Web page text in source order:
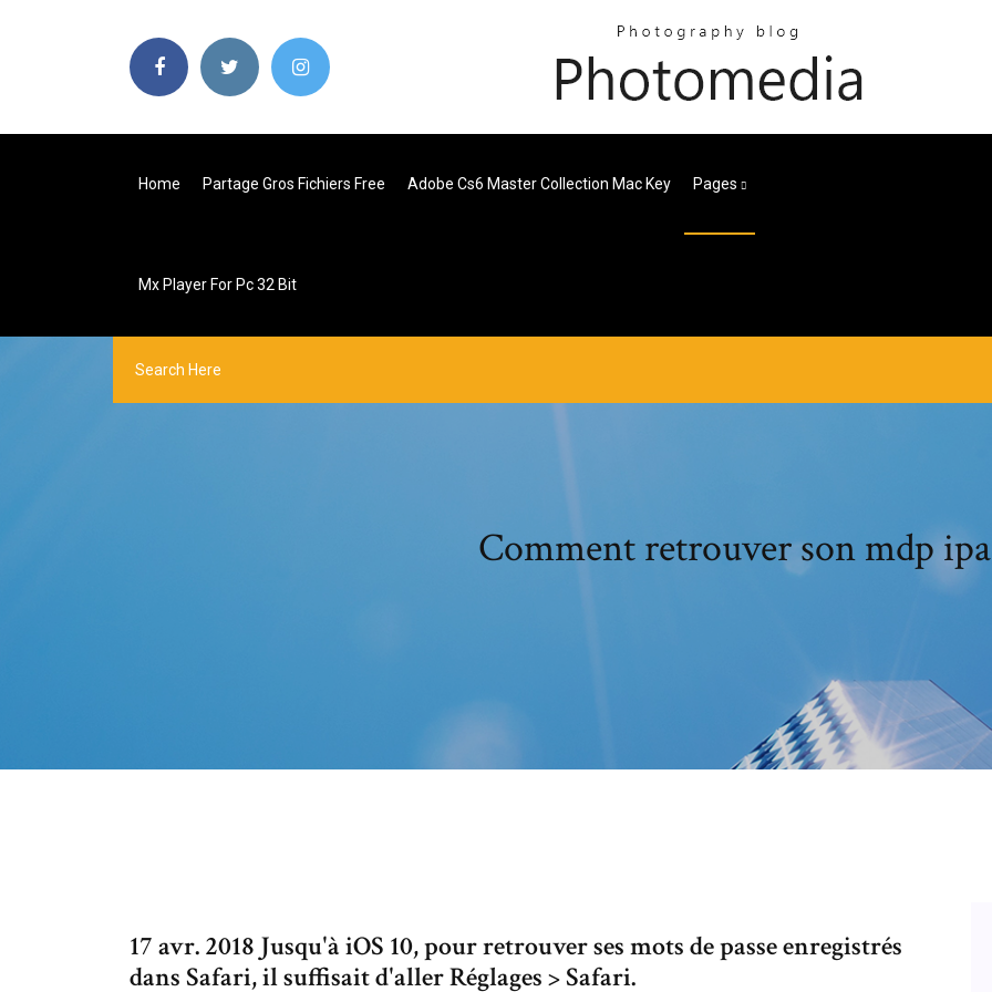
Home Partage Gros Fichiers Free Adobe Cs6 Master Collection Mac Key Pages
Mx Player For Pc 32 Bit
Comment retrouver son mdp
17 avr. 2018 Jusqu'à iOS 10, pour retrouver ses mots de passe enregistrés
dans Safari, il suffisait d'aller Réglages > Safari.